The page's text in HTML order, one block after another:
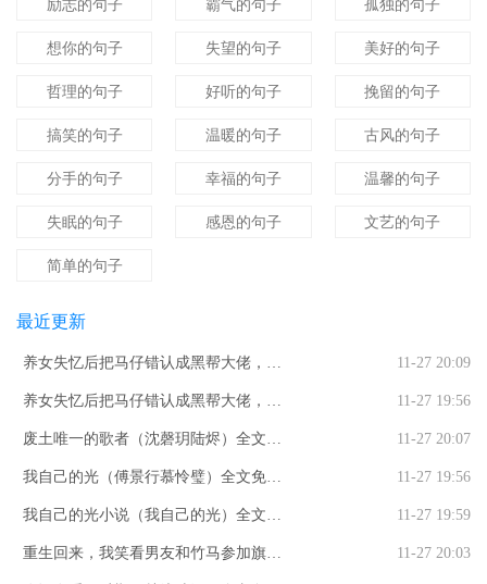
励志的句子 霸气的句子 孤独的句子
想你的句子 失望的句子 美好的句子
哲理的句子 好听的句子 挽留的句子
搞笑的句子 温暖的句子 古风的句子
分手的句子 幸福的句子 温馨的句子
失眠的句子 感恩的句子 文艺的句子
简单的句子
最近更新
养女失忆后把马仔错认成黑帮大佬，打
我三巴掌断亲全文免费阅读_（养女失忆
后把马仔错认成黑帮大佬，打我三巴掌
断亲）曲童禹臻最新小说养女失忆后把
马仔错认成黑帮大佬，打我三巴掌断亲
11-27 20:09
养女失忆后把马仔错认成黑帮大佬，打
我三巴掌断亲曲童禹臻知乎小说全文免
费阅读_（养女失忆后把马仔错认成黑帮
大佬，打我三巴掌断亲）曲童禹臻知乎
小说最新章节列表
11-27 19:56
废土唯一的歌者（沈磬玥陆烬）全文免
费阅读_废土唯一的歌者最新章节小说免
费阅读废土唯一的歌者
11-27 20:07
我自己的光（傅景行慕怜璧）全文免费
阅读_我自己的光（傅景行慕怜璧）最新
章节列表
11-27 19:56
我自己的光小说（我自己的光）全文免
费阅读_（我自己的光）我自己的光最新
11-27 19:59
重生回来，我笑看男友和竹马参加旗袍 11-27 20:03